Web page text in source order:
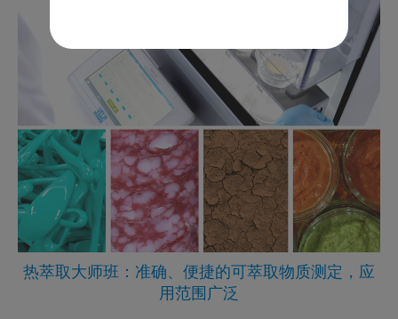
热萃取大师班：准确、便捷的可萃取物质测定，应
用范围广泛